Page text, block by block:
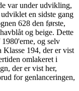
var under udvikling,
en sidste gang
628 den første,
og beige. Dette
og selv
Klasse 194, der er vist
omlakeret i
der er vist her,
for genlanceringen,